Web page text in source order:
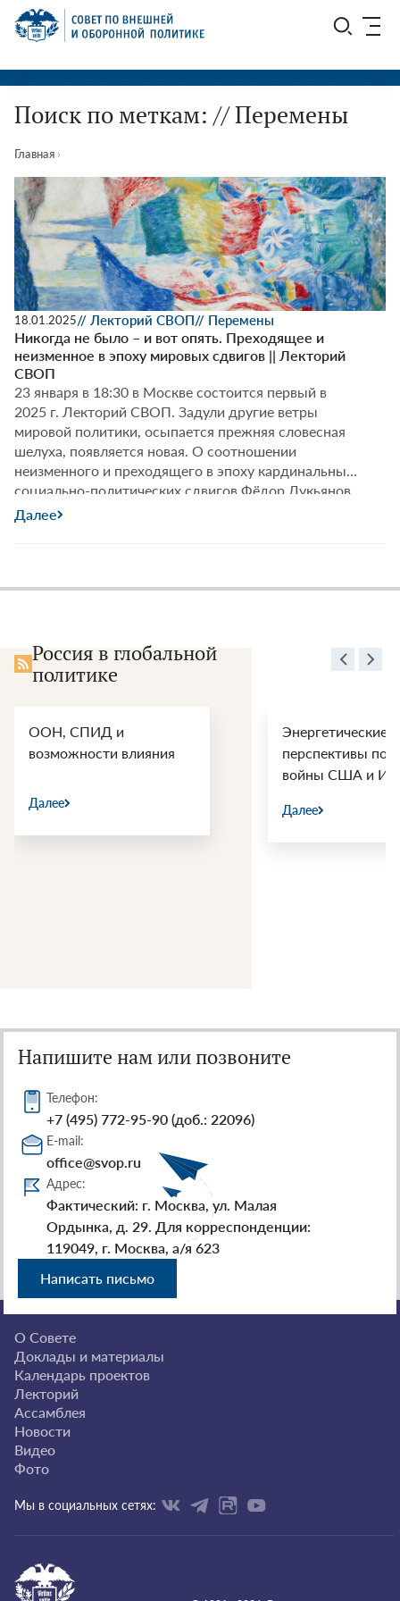
Перейти
СВОП
Поиск по меткам: // Перемены
Главная ›
18.01.2025// Лекторий СВОП// Перемены
Никогда не было – и вот опять. Преходящее и
неизменное в эпоху мировых сдвигов || Лекторий
СВОП
23 января в 18:30 в Москве состоится первый в
2025 г. Лекторий СВОП. Задули другие ветры
мировой политики, осыпается прежняя словесная
шелуха, появляется новая. О соотношении
неизменного и преходящего в эпоху кардинальных
социально-политических сдвигов Фёдор Лукьянов
поговорит с гостями Лектория Александром
Далее
Россия в глобальной
политике
ООН, СПИД и
возможности влияния
Далее
Энергетические
перспективы
войны США и
Далее
Напишите нам или позвоните
Телефон:
+7 (495) 772-95-90 (доб.: 22096)
E-mail:
office@svop.ru
Адрес:
Фактический: г. Москва, ул. Малая
Ордынка, д. 29. Для корреспонденции:
119049, г. Москва, а/я 623
Написать письмо
О Совете
Доклады и материалы
Календарь проектов
Лекторий
Ассамблея
Новости
Видео
Фото
Мы в социальных сетях: